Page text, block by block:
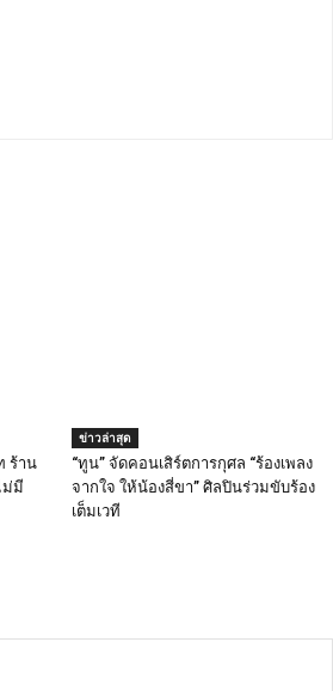
ร้าน
ม่มี
ข่าวล่าสุด
“ทูน” จัดคอนเสิร์ตการกุศล “ร้องเพลง
จากใจ ให้น้องสี่ขา” ศิลปินร่วมขับร้อง
เต็มเวที